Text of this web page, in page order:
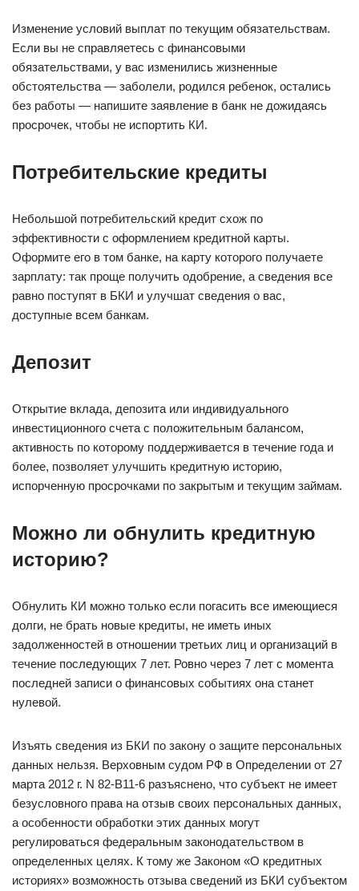
Изменение условий выплат по текущим обязательствам.
Если вы не справляетесь с финансовыми
обязательствами, у вас изменились жизненные
обстоятельства — заболели, родился ребенок, остались
без работы — напишите заявление в банк не дожидаясь
просрочек, чтобы не испортить КИ.
Потребительские кредиты
Небольшой потребительский кредит схож по
эффективности с оформлением кредитной карты.
Оформите его в том банке, на карту которого получаете
зарплату: так проще получить одобрение, а сведения все
равно поступят в БКИ и улучшат сведения о вас,
доступные всем банкам.
Депозит
Открытие вклада, депозита или индивидуального
инвестиционного счета с положительным балансом,
активность по которому поддерживается в течение года и
более, позволяет улучшить кредитную историю,
испорченную просрочками по закрытым и текущим займам.
Можно ли обнулить кредитную
историю?
Обнулить КИ можно только если погасить все имеющиеся
долги, не брать новые кредиты, не иметь иных
задолженностей в отношении третьих лиц и организаций в
течение последующих 7 лет. Ровно через 7 лет с момента
последней записи о финансовых событиях она станет
нулевой.
Изъять сведения из БКИ по закону о защите персональных
данных нельзя. Верховным судом РФ в Определении от 27
марта 2012 г. N 82-В11-6 разъяснено, что субъект не имеет
безусловного права на отзыв своих персональных данных,
а особенности обработки этих данных могут
регулироваться федеральным законодательством в
определенных целях. К тому же Законом «О кредитных
историях» возможность отзыва сведений из БКИ субъектом